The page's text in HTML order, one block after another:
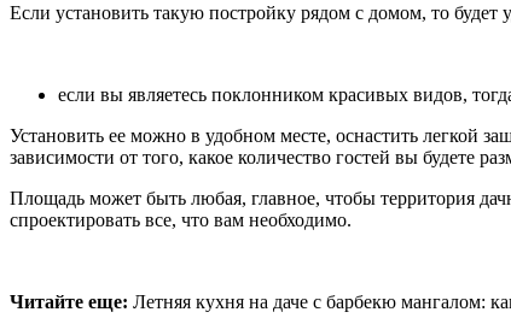
Если установить такую постройку рядом с домом, то
если вы являетесь поклонником красивых видов,
Установить ее можно в удобном месте, оснастить легкой
зависимости от того, какое количество гостей вы будете
Площадь может быть любая, главное, чтобы территория
спроектировать все, что вам необходимо.
Читайте еще: Летняя кухня на даче с барбекю мангалом: